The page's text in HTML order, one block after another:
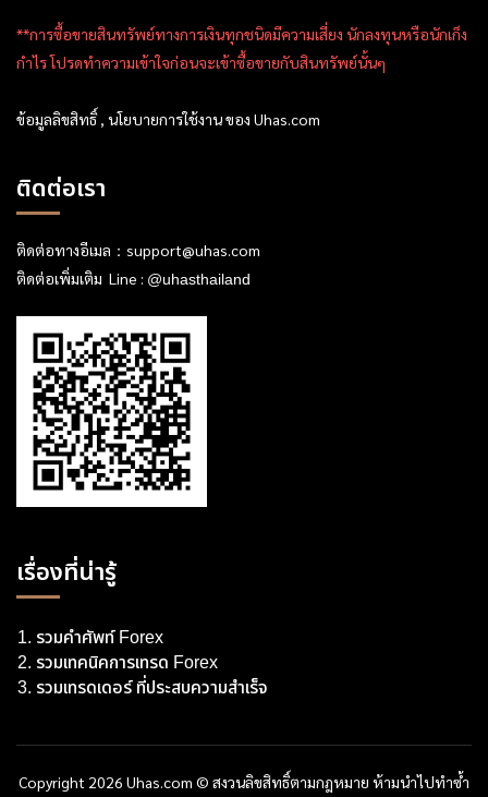
**การซื้อขายสินทรัพย์ทางการเงินทุกชนิดมีความเสี่ยง นักลงทุนหรือนักเก็ง
กำไร โปรดทำความเข้าใจก่อนจะเข้าซื้อขายกับสินทรัพย์นั้นๆ
ข้อมูลลิขสิทธิ์ , นโยบายการใช้งาน ของ Uhas.com
ติดต่อเรา
ติดต่อทางอีเมล： support@uhas.com
ติดต่อเพิ่มเติม Line : @uhasthailand
เรื่องที่น่ารู้
รวมคำศัพท์ Forex
รวมเทคนิคการเทรด Forex
รวมเทรดเดอร์ ที่ประสบความสำเร็จ
Copyright 2026 Uhas.com © สงวนลิขสิทธิ์ตามกฎหมาย ห้ามนำไปทำซ้ำ